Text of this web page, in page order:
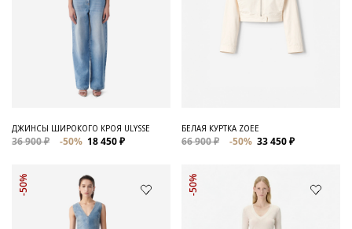
ДЖИНСЫ ШИРОКОГО КРОЯ ULYSSE
36 900 ₽ -50% 18 450 ₽
БЕЛАЯ КУРТКА ZOEE
66 900 ₽ -50% 33 450 ₽
-50% -50%